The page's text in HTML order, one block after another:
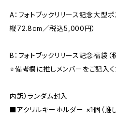
A：フォトブックリリース記念大型
縦72.8cm／税込5,000円）
B：フォトブックリリース記念福袋
⭐️備考欄に推しメンバーをご記入く
内訳）ランダム封入
■アクリルキーホルダー ×1個（推